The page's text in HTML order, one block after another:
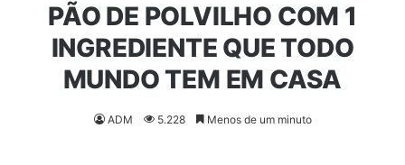
PÃO DE POLVILHO COM 1
INGREDIENTE QUE TODO
MUNDO TEM EM CASA
ADM 5.228 Menos de um minuto